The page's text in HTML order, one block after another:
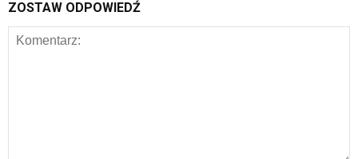
ZOSTAW ODPOWIEDŹ